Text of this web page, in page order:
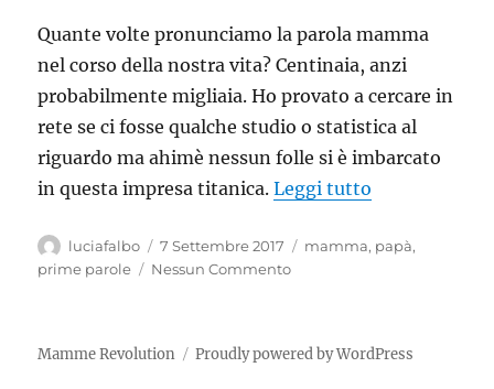
Quante volte pronunciamo la parola mamma
nel corso della nostra vita? Centinaia, anzi
probabilmente migliaia. Ho provato a cercare in
rete se ci fosse qualche studio o statistica al
riguardo ma ahimè nessun folle si è imbarcato
in questa impresa titanica.Leggi tutto
Autore
luciafalbo
Pubblicato
il
7 Settembre 2017 Tag
mamma, papà,
prime parole
Nessun Commento
Mamme Revolution Proudly powered by WordPress